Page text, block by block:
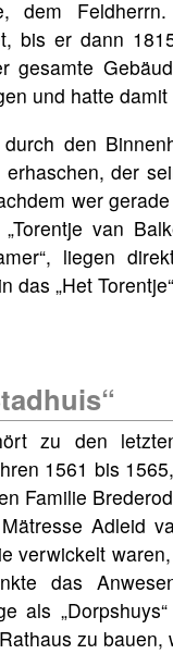
dem
bis er dann
und hatte damit
den
der
wer
van
liegen
das „Het
zu den
1561 bis
Familie
Adleid
verwickelt
das
als
zu bauen,